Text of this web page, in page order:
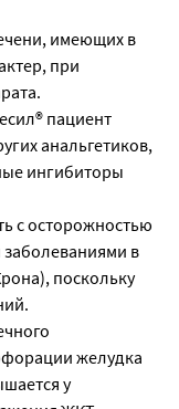
имеющих в
при
пациент
анальгетиков,
ингибиторы
с осторожностью
в
поскольку
желудка
у